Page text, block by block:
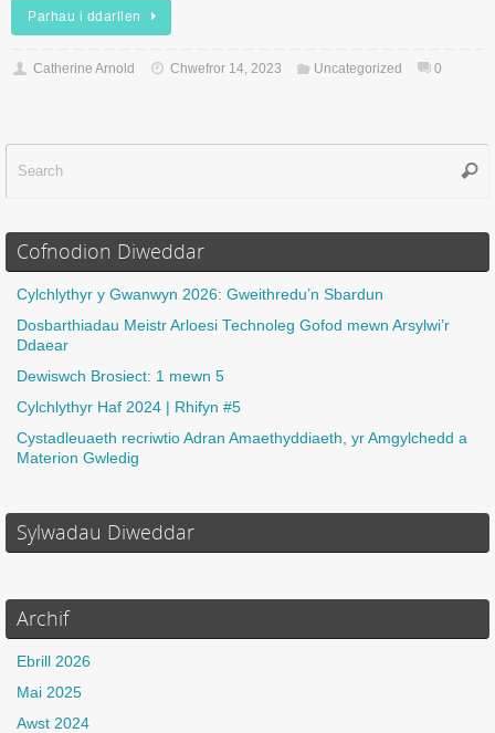
Parhau i ddarllen
Catherine Arnold Chwefror 14, 2023 Uncategorized 0
Cofnodion Diweddar
Cylchlythyr y Gwanwyn 2026: Gweithredu’n Sbardun
Dosbarthiadau Meistr Arloesi Technoleg Gofod mewn Arsylwi’r
Ddaear
Dewiswch Brosiect: 1 mewn 5
Cylchlythyr Haf 2024 | Rhifyn #5
Cystadleuaeth recriwtio Adran Amaethyddiaeth, yr Amgylchedd a
Materion Gwledig
Sylwadau Diweddar
Archif
Ebrill 2026
Mai 2025
Awst 2024